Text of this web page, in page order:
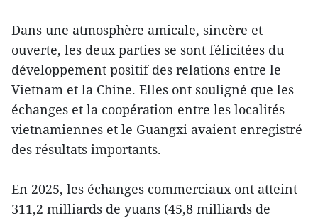
Dans une atmosphère amicale, sincère et
ouverte, les deux parties se sont félicitées du
développement positif des relations entre le
Vietnam et la Chine. Elles ont souligné que les
échanges et la coopération entre les localités
vietnamiennes et le Guangxi avaient enregistré
des résultats importants.
En 2025, les échanges commerciaux ont atteint
311,2 milliards de yuans (45,8 milliards de